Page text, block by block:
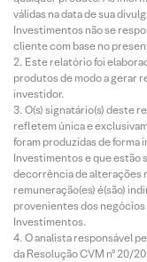
válidas na data de sua
Investimentos não se
cliente com base no
Este relatório foi
produtos de modo a gerar
investidor.
O(s) signatário(s) deste
refletem única e
foram produzidas de forma
Investimentos e que estão
decorrência de alterações
remuneração(es) é(são)
provenientes dos negócios
Investimentos.
O analista responsável
da Resolução CVM nº 20/